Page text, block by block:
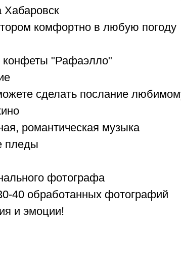
комфортно в любую погоду
конфеты "Рафаэлло"
сделать послание
романтическая музыка
пледы
фотографа
40 обработанных фотографий
и эмоции!